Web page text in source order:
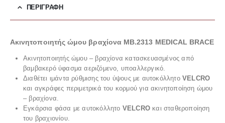
ΠΕΡΙΓΡΑΦΉ
Ακινητοποιητής ώμου βραχίονα ΜΒ.2313 MEDICAL BRACE
Ακινητοποιητής ώμου – βραχίονα κατασκευασμένος από
βαμβακερό ύφασμα αεριζόμενο, υποαλλεργικό.
Διαθέτει ιμάντα ρύθμισης του ύψους με αυτοκόλλητο VELCRO
και αγκράφες περιμετρικά του κορμού για ακινητοποίηση ώμου
– βραχίονα.
Εγκάρσια φάσα με αυτοκόλλητο VELCRO και σταθεροποίηση
του βραχιονίου.